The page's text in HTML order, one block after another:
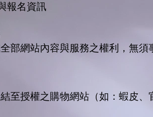
報名資訊
部網站內容與服務之權利，無須
至授權之購物網站（如：蝦皮